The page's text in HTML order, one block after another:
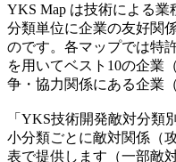
YKS Map は技術による
分類単位に企業の友好関
のです。各マップでは特
を用いてベスト10の企業
争・協力関係にある企業
「YKS技術開発敵対分類
小分類ごとに敵対関係（
表で提供します（一部敵